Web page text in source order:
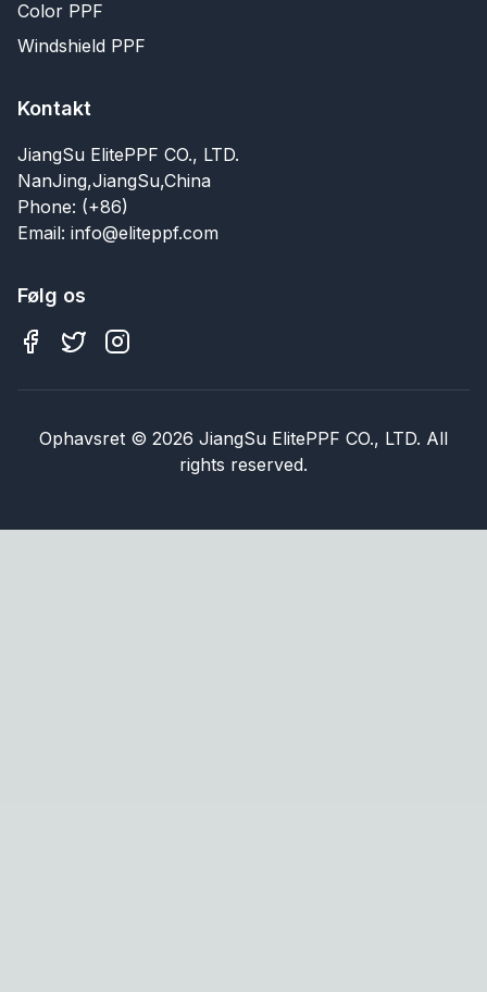
Color PPF
Windshield PPF
Kontakt
JiangSu ElitePPF CO., LTD.
NanJing,JiangSu,China
Phone: (+86)
Email: info@eliteppf.com
Følg os
Ophavsret © 2026 JiangSu ElitePPF CO., LTD. All
rights reserved.